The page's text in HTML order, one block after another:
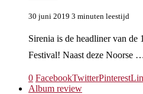
30 juni 2019 3 minuten leestijd
Sirenia is de headliner van de
Festival! Naast deze Noorse
0 FacebookTwitterPinterest
Album review